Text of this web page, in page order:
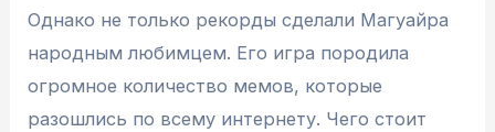
Однако не только рекорды сделали Магуайра
народным любимцем. Его игра породила
огромное количество мемов, которые
разошлись по всему интернету. Чего стоит